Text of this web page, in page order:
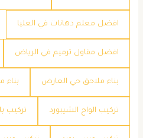
افضل معلم دهانات في العليا
افضل مقاول ترميم في الرياض
بناء ملاحق حي العارض بناء
تركيب الواح الشيبورد تركيب